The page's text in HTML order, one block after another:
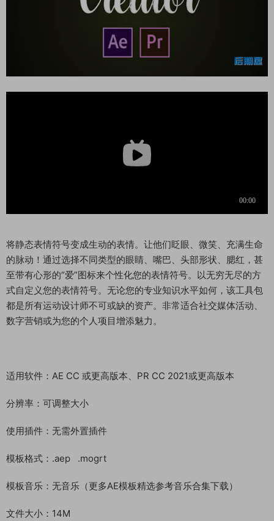
将静态表情符号变成生动的表情。让他们眨眼、微笑、充满生命
的脉动！通过选择不同类型的眼睛、嘴巴、头部形状、腮红，甚
至带有心形的“爱”图标来个性化您的表情符号。以无穷无尽的方
式自定义您的表情符号。无论您的专业知识水平如何，该工具包
都是所有运动设计师不可或缺的资产。非常适合社交媒体活动、
数字营销或为您的个人项目增添魅力。
适用软件：AE CC 或更高版本、PR CC 2021或更高版本
分辨率：可调整大小
使用插件：无需外置插件
模板格式：.aep .mogrt
模板音乐：无音乐（更多AE模板精选参考音乐合集下载）
文件大小：14M